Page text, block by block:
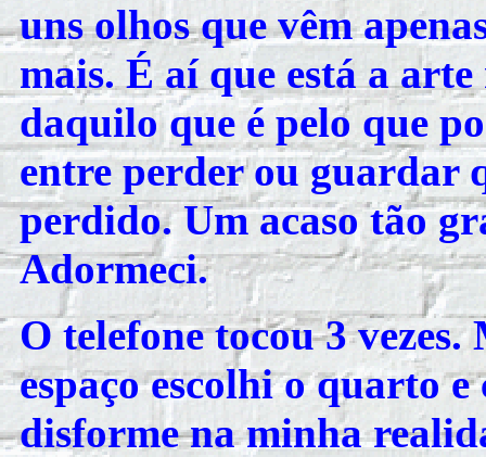
uns olhos que vêm
mais. É aí que está a
daquilo que é pelo que
entre perder ou guardar
perdido. Um acaso tão
Adormeci.
O telefone tocou 3
espaço escolhi o quarto
disforme na minha